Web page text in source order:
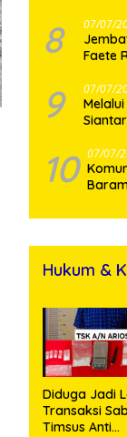
8 07/07/
Faete
9 07/07/
10 07/07/
Hukum &
Diduga Jadi
Transaksi
Timsus Anti